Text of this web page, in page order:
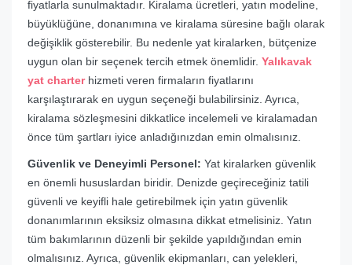
fiyatlarla sunulmaktadır. Kiralama ücretleri, yatın modeline,
büyüklüğüne, donanımına ve kiralama süresine bağlı olarak
değişiklik gösterebilir. Bu nedenle yat kiralarken, bütçenize
uygun olan bir seçenek tercih etmek önemlidir. Yalıkavak
yat charter hizmeti veren firmaların fiyatlarını
karşılaştırarak en uygun seçeneği bulabilirsiniz. Ayrıca,
kiralama sözleşmesini dikkatlice incelemeli ve kiralamadan
önce tüm şartları iyice anladığınızdan emin olmalısınız.
Güvenlik ve Deneyimli Personel: Yat kiralarken güvenlik
en önemli hususlardan biridir. Denizde geçireceğiniz tatili
güvenli ve keyifli hale getirebilmek için yatın güvenlik
donanımlarının eksiksiz olmasına dikkat etmelisiniz. Yatın
tüm bakımlarının düzenli bir şekilde yapıldığından emin
olmalısınız. Ayrıca, güvenlik ekipmanları, can yelekleri,